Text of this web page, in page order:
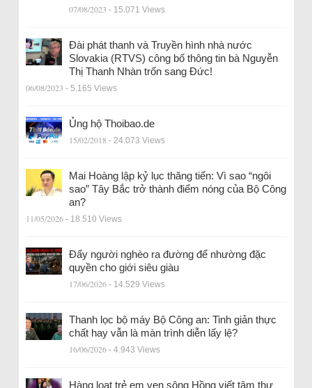
07/08/2023 - 15.071 Views
Đài phát thanh và Truyền hình nhà nước
Slovakia (RTVS) công bố thông tin bà Nguyễn
Thị Thanh Nhàn trốn sang Đức!
06/08/2023 - 5.165 Views
Ủng hộ Thoibao.de
15/02/2018 - 24.073 Views
Mai Hoàng lập kỷ lục thăng tiến: Vì sao “ngôi
sao” Tây Bắc trở thành điểm nóng của Bộ Công
an?
11/05/2026 - 18.510 Views
Đẩy người nghèo ra đường để nhường đặc
quyền cho giới siêu giàu
17/06/2026 - 14.529 Views
Thanh lọc bộ máy Bộ Công an: Tinh giản thực
chất hay vẫn là màn trình diễn lấy lệ?
16/06/2026 - 4.943 Views
Hàng loạt trẻ em ven sông Hồng viết tâm thư